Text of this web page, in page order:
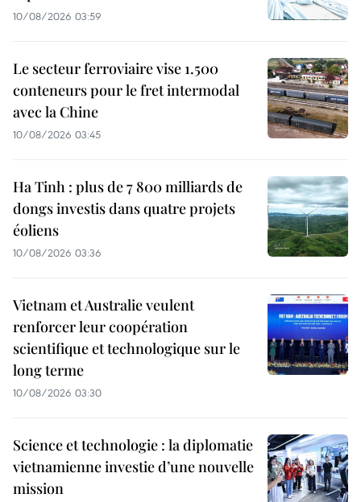
10/08/2026 03:59
Le secteur ferroviaire vise 1.500
conteneurs pour le fret intermodal
avec la Chine
10/08/2026 03:45
Ha Tinh : plus de 7 800 milliards de
dongs investis dans quatre projets
éoliens
10/08/2026 03:36
Vietnam et Australie veulent
renforcer leur coopération
scientifique et technologique sur le
long terme
10/08/2026 03:30
Science et technologie : la diplomatie
vietnamienne investie d’une nouvelle
mission